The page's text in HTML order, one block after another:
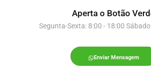
Aperta o Botão
Segunta-Sexta: 8:00 - 18:00
Enviar Mensagem